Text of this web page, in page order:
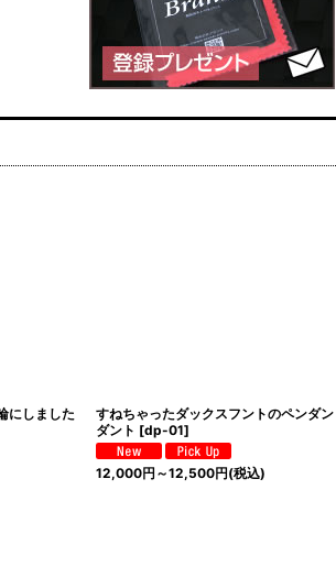
にしました
すねちゃったダックスフントのペンダ
ダント [dp-01]
12,000円 ～12,500円(税込)